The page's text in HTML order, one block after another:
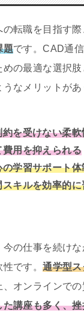
の転職を目指す際
題です。CAD通
の最適な選択
なメリットがあ
を受けない柔軟
用を抑えられる
学習サポート体
キルを効率的に
の仕事を続け
性です。通学型
、オンラインで
講座も多く、